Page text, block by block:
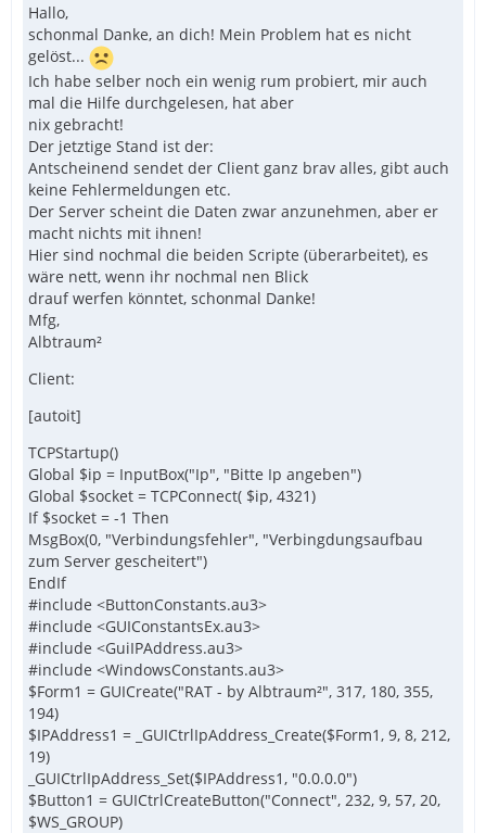
Hallo,
schonmal Danke, an dich! Mein Problem hat es nicht
gelöst...
Ich habe selber noch ein wenig rum probiert, mir auch
mal die Hilfe durchgelesen, hat aber
nix gebracht!
Der jetztige Stand ist der:
Antscheinend sendet der Client ganz brav alles, gibt auch
keine Fehlermeldungen etc.
Der Server scheint die Daten zwar anzunehmen, aber er
macht nichts mit ihnen!
Hier sind nochmal die beiden Scripte (überarbeitet), es
wäre nett, wenn ihr nochmal nen Blick
drauf werfen könntet, schonmal Danke!
Mfg,
Albtraum²
Client:
[autoit]
TCPStartup()
Global $ip = InputBox("Ip", "Bitte Ip angeben")
Global $socket = TCPConnect( $ip, 4321)
If $socket = -1 Then
MsgBox(0, "Verbindungsfehler", "Verbingdungsaufbau
zum Server gescheitert")
EndIf
#include <ButtonConstants.au3>
#include <GUIConstantsEx.au3>
#include <GuiIPAddress.au3>
#include <WindowsConstants.au3>
$Form1 = GUICreate("RAT - by Albtraum²", 317, 180, 355,
194)
$IPAddress1 = _GUICtrlIpAddress_Create($Form1, 9, 8, 212,
19)
_GUICtrlIpAddress_Set($IPAddress1, "0.0.0.0")
$Button1 = GUICtrlCreateButton("Connect", 232, 9, 57, 20,
$WS_GROUP)